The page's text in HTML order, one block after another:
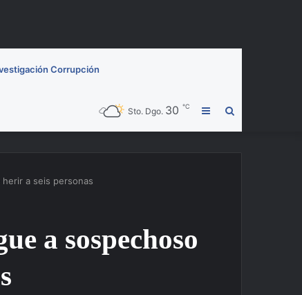
Corrupción
Barra
Sto. Dgo. 30 ℃
a seis personas
a sospechoso